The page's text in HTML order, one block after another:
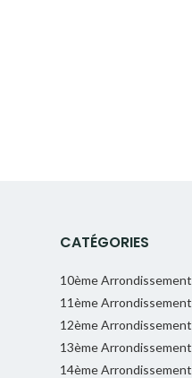
CATÉGORIES
10ème Arrondissement
11ème Arrondissement
12ème Arrondissement
13ème Arrondissement
14ème Arrondissement